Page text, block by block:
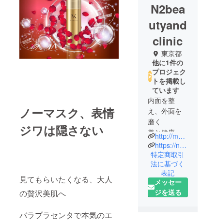
ノーマスク、表情
ジワは隠さない
見てもらいたくなる、大人
の贅沢美肌へ
バラプラセンタで本気のエ
N2bea
utyand
clinic
東京都
他に1件の
プロジェク
トを掲載し
ています
内面を整
え、外面を
磨く
美と健康の
厳選循環。
http://mksalon.online/
https://n2tc.com/
特定商取引
法に基づく
表記
メッセー
ジを送る